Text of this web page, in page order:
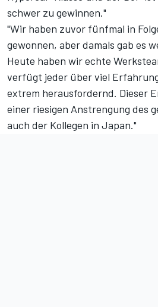
schwer zu gewinnen."
"Wir haben zuvor fünfmal in
gewonnen, aber damals gab es
Heute haben wir echte
verfügt jeder über viel
extrem herausfordernd. Dieser
einer riesigen Anstrengung des
auch der Kollegen in Japan."